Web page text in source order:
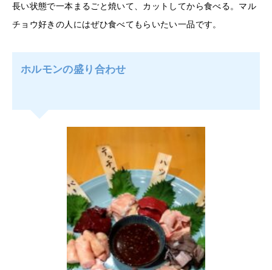
長い状態で一本まるごと焼いて、カットしてから食べる。マル
チョウ好きの人にはぜひ食べてもらいたい一品です。
ホルモンの盛り合わせ